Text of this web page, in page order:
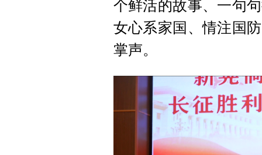
个鲜活的故事、一句
女心系家国、情注国
掌声。